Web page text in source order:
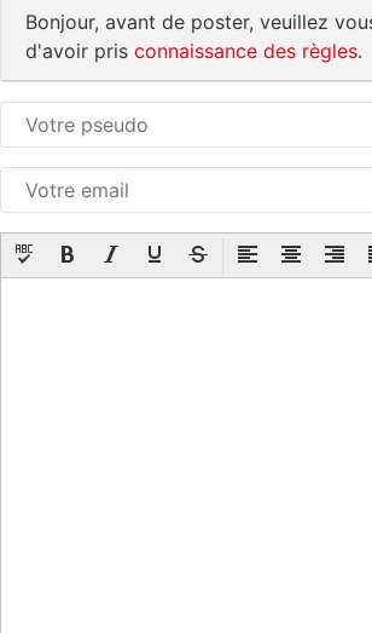
Bonjour, avant de poster, veuillez
d'avoir pris connaissance des règles.